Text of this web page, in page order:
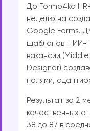
До Formo4ka
неделю на
Google Forms.
шаблонов + ИИ-
вакансии
Designer)
полями,
Результат за 2
качественных
38 до 87 в